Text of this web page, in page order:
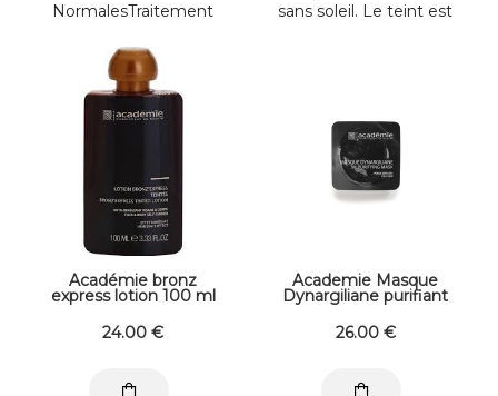
NormalesTraitement
crème à la cire
essentielle de ...
sans soleil. Le teint est
Académie bronz
express lotion 100 ml
24.00 €
Academie Masque
Dynargiliane purifiant
26.00 €